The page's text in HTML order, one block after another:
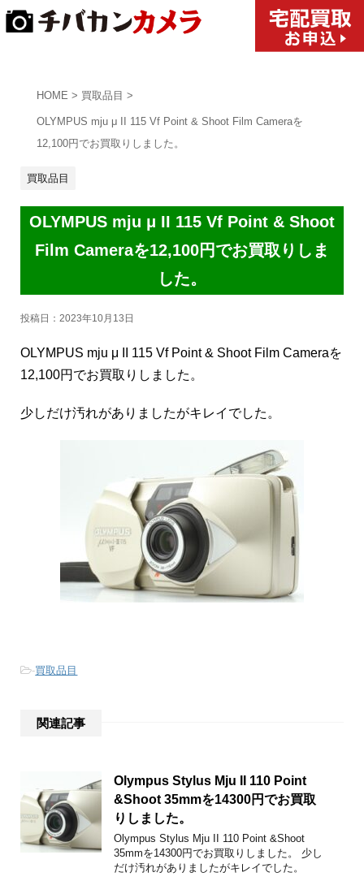
HOME > 買取品目 >
OLYMPUS mju μ II 115 Vf Point & Shoot Film Cameraを
12,100円でお買取りしました。
買取品目
OLYMPUS mju μ II 115 Vf Point & Shoot
Film Cameraを12,100円でお買取りしま
した。
投稿日： 2023年10月13日
OLYMPUS mju μ II 115 Vf Point & Shoot Film Cameraを
12,100円でお買取りしました。
少しだけ汚れがありましたがキレイでした。
-買取品目
関連記事
Olympus Stylus Mju II 110 Point
&Shoot 35mmを14300円でお買取
りしました。
Olympus Stylus Mju II 110 Point &Shoot
35mmを14300円でお買取りしました。 少し
だけ汚れがありましたがキレイでした。